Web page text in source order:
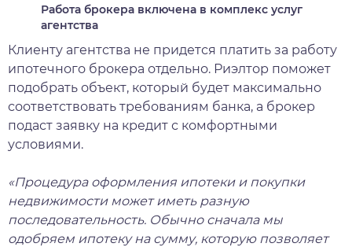
Работа брокера включена в комплекс услуг
агентства
Клиенту агентства не придется платить за работу
ипотечного брокера отдельно. Риэлтор поможет
подобрать объект, который будет максимально
соответствовать требованиям банка, а брокер
подаст заявку на кредит с комфортными
условиями.
«Процедура оформления ипотеки и покупки
недвижимости может иметь разную
последовательность. Обычно сначала мы
одобряем ипотеку на сумму, которую позволяет